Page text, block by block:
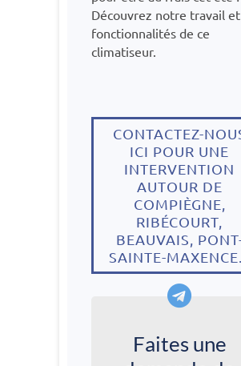
Découvrez notre travail
fonctionnalités de ce
climatiseur.
CONTACTEZ-
ICI POUR UNE
INTERVENTION
AUTOUR DE
COMPIÈGNE,
RIBÉCOURT,
BEAUVAIS,
SAINTE-MAXENCE...
Faites une